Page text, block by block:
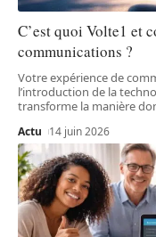
C’est quoi Volte1 et
communications ?
Votre expérience de
l’introduction de la
transforme la manière
Actu 14 juin 2026